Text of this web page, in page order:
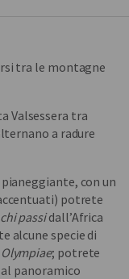
tra le montagne
Valsessera tra
a radure
con un
potrete
passidall’Africa
alcune specie di
; potrete
panoramico